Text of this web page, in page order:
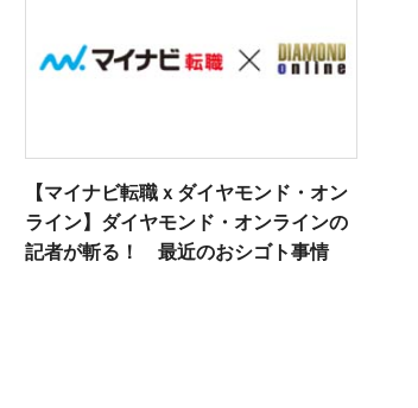
【マイナビ転職ｘダイヤモンド・オン
ライン】ダイヤモンド・オンラインの
記者が斬る！ 最近のおシゴト事情